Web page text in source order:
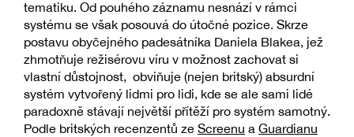
tematiku. Od pouhého záznamu nesnází v rámci
systému se však posouvá do útočné pozice. Skrze
postavu obyčejného padesátníka Daniela Blakea, jež
zhmotňuje režisérovu víru v možnost zachovat si
vlastní důstojnost, obviňuje (nejen britský) absurdní
systém vytvořený lidmi pro lidi, kde se ale sami lidé
paradoxně stávají největší přítěží pro systém samotný.
Podle britských recenzentů ze Screenu a Guardianu